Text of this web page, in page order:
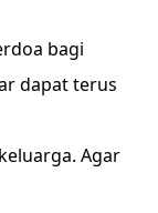
bagi
dapat terus
Agar